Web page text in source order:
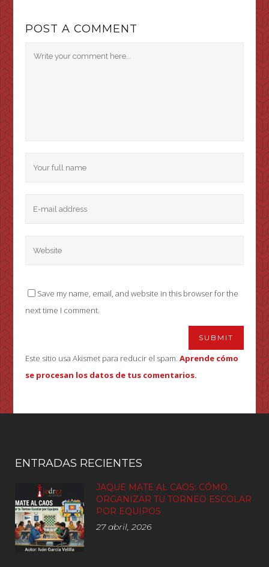
POST A COMMENT
Save my name, email, and website in this browser for the
next time I comment.
Este sitio usa Akismet para reducir el spam.Aprende cómo
se procesan los datos de tus comentarios.
ENTRADAS RECIENTES
JAQUE MATE AL CAOS: CÓMO
ORGANIZAR TU TORNEO ESCOLAR
POR EQUIPOS
27 abril, 2026